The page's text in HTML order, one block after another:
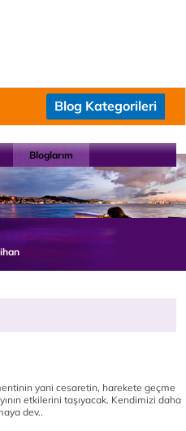
Blog Kategorileri
Bloglarım
yani cesaretin, harekete geçme
etkilerini taşıyacak. Kendimizi daha
dev..